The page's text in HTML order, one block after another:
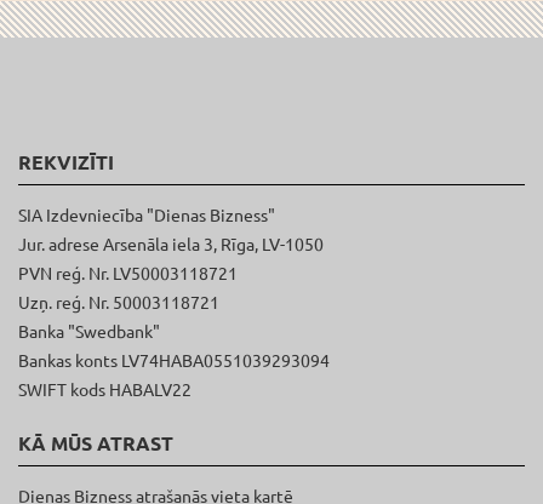
REKVIZĪTI
SIA Izdevniecība "Dienas Bizness"
Jur. adrese Arsenāla iela 3, Rīga, LV-1050
PVN reģ. Nr. LV50003118721
Uzņ. reģ. Nr. 50003118721
Banka "Swedbank"
Bankas konts LV74HABA0551039293094
SWIFT kods HABALV22
KĀ MŪS ATRAST
Dienas Bizness atrašanās vieta kartē